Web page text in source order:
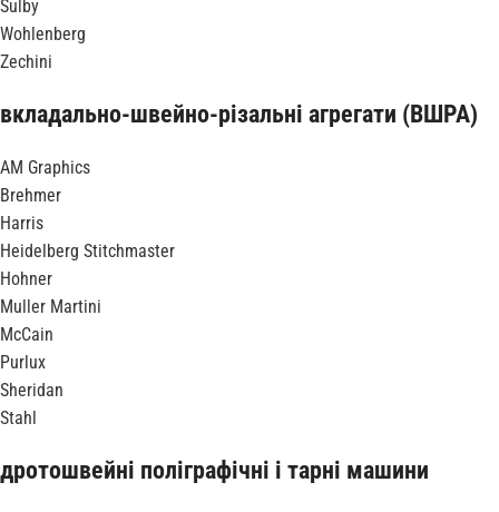
Sulby
Wohlenberg
Zechini
вкладально-швейно-різальні агрегати (ВШРА)
AM Graphics
Brehmer
Harris
Heidelberg Stitchmaster
Hohner
Muller Martini
McCain
Purlux
Sheridan
Stahl
дротошвейні поліграфічні і тарні машини